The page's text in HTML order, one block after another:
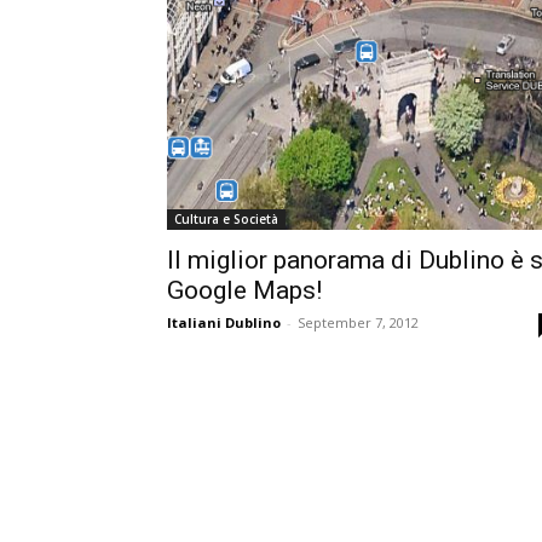
Cultura e Società
Il miglior panorama di Dublino è
Google Maps!
Italiani Dublino - September 7, 2012